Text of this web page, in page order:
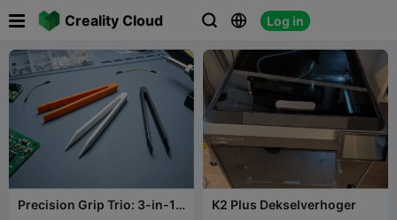
Creality Cloud   Log in
 
Precision Grip Trio: 3-in-1
K2 Plus Dekselverhoger